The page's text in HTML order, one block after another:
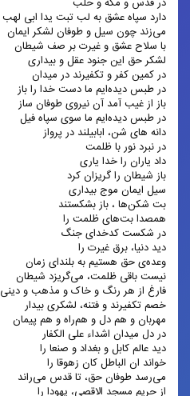
دارد سپاه عشق به لب تبت یدا ابی لهب
می‌زند چون سیل و طوفان لشکر ایمان
با سلاح عشق و غیرت بر صف شیطان
لشکر حق این جنود عقل و بیداری
در کمین کفر و تکفیرند در میدان
در طبس دیده‌ایم ما دست خدا را باز
باز از غیب آمد آن نیروی طوفان ساز
در طبس دیده‌ایم ما سوی سپاه فیل
دانه های شن، ابابیلند در پرواز
در نبرد نور با ظلمت
داد یاران را خدا یاری
باز شیطان را گریزان کرد
سیل ایمان موج بیداری
بت شکن‌ها ، باز بشکستند
همصدا بت‌های ظلمت را
در شکست کدخدای جنگ
دید دنیا، برق غیرت را
وعده‌ی حق هستیم به بلندای زمان
نیست باقی ظلمت، می‌گریزد شیطان
فارغ از هر رنگ و خاک و مذهب و دینی
خصم تکفیرند و فتنه، لشکری بیدار
مهربان و هم دل و هم‌راه و هم پیمان
در دل میدان اشداء علی الکفار
دید عالم کابل و بغداد و صنعا را
خواند ان الباطل کان زهوقا را
می‌رسد طوفان حق، تا قدس می‌راند
از حریم مسجد الاقصی، یهودا را